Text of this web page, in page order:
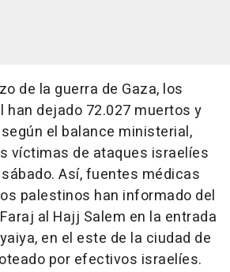
de la guerra de Gaza, los
han dejado 72.027 muertos y
el balance ministerial,
víctimas de ataques israelíes
Así, fuentes médicas
palestinos han informado del
al Hajj Salem en la entrada
en el este de la ciudad de
por efectivos israelíes.